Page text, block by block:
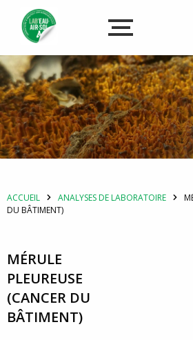
ACCUEIL ANALYSES DE LABORATOIRE
DU BÂTIMENT)
MÉRULE
PLEUREUSE
(CANCER DU
BÂTIMENT)